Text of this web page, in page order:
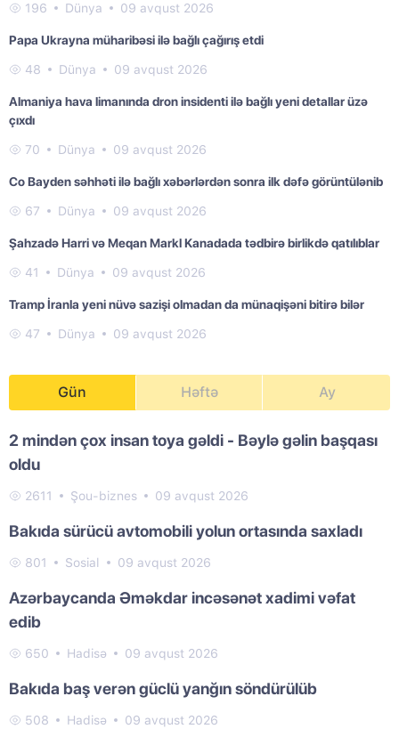
196 Dünya 09 avqust 2026
Papa Ukrayna müharibəsi ilə bağlı çağırış etdi
48 Dünya 09 avqust 2026
Almaniya hava limanında dron insidenti ilə bağlı yeni detallar üzə
çıxdı
70 Dünya 09 avqust 2026
Co Bayden səhhəti ilə bağlı xəbərlərdən sonra ilk dəfə görüntülənib
67 Dünya 09 avqust 2026
Şahzadə Harri və Meqan Markl Kanadada tədbirə birlikdə qatılıblar
41 Dünya 09 avqust 2026
Tramp İranla yeni nüvə sazişi olmadan da münaqişəni bitirə bilər
47 Dünya 09 avqust 2026
Gün Həftə Ay
2 mindən çox insan toya gəldi - Bəylə gəlin başqası
oldu
2611 Şou-biznes 09 avqust 2026
Bakıda sürücü avtomobili yolun ortasında saxladı
801 Sosial 09 avqust 2026
Azərbaycanda Əməkdar incəsənət xadimi vəfat
edib
650 Hadisə 09 avqust 2026
Bakıda baş verən güclü yanğın söndürülüb
508 Hadisə 09 avqust 2026